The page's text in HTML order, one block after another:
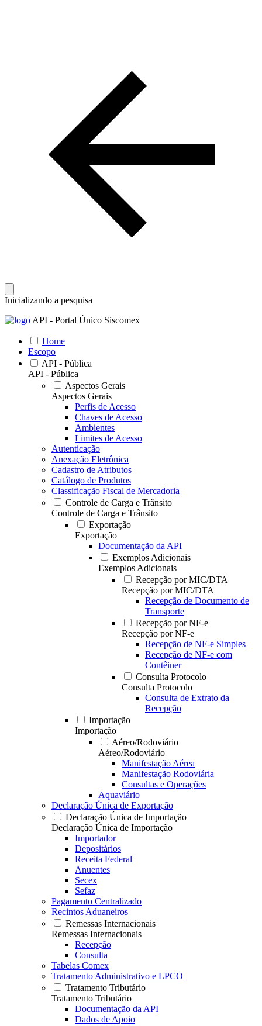
Inicializando a pesquisa
API - Portal Único Siscomex
Home
Escopo
API - Pública
API - Pública
Aspectos Gerais
Aspectos Gerais
Perfis de Acesso
Chaves de Acesso
Ambientes
Limites de Acesso
Autenticação
Anexação Eletrônica
Cadastro de Atributos
Catálogo de Produtos
Classificação Fiscal de Mercadoria
Controle de Carga e Trânsito
Controle de Carga e Trânsito
Exportação
Exportação
Documentação da API
Exemplos Adicionais
Exemplos Adicionais
Recepção por MIC/DTA
Recepção por MIC/DTA
Recepção de Documento de
Transporte
Recepção por NF-e
Recepção por NF-e
Recepção de NF-e Simples
Recepção de NF-e com
Contêiner
Consulta Protocolo
Consulta Protocolo
Consulta de Extrato da
Recepção
Importação
Importação
Aéreo/Rodoviário
Aéreo/Rodoviário
Manifestação Aérea
Manifestação Rodoviária
Consultas e Operações
Aquaviário
Declaração Única de Exportação
Declaração Única de Importação
Declaração Única de Importação
Importador
Depositários
Receita Federal
Anuentes
Secex
Sefaz
Pagamento Centralizado
Recintos Aduaneiros
Remessas Internacionais
Remessas Internacionais
Recepção
Consulta
Tabelas Comex
Tratamento Administrativo e LPCO
Tratamento Tributário
Tratamento Tributário
Documentação da API
Dados de Apoio